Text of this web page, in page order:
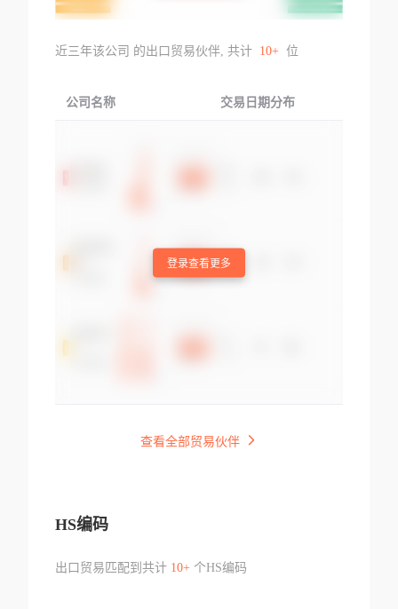
近三年该公司 的出口贸易伙伴, 共计 10+ 位
公司名称 交易日期分布
登录查看更多
查看全部贸易伙伴
HS编码
出口贸易匹配到共计 10+个HS编码